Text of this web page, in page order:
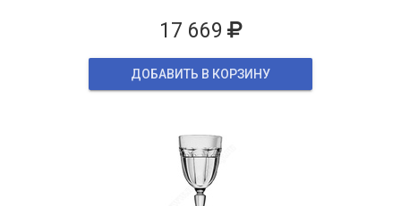
17 669
ДОБАВИТЬ В КОРЗИНУ